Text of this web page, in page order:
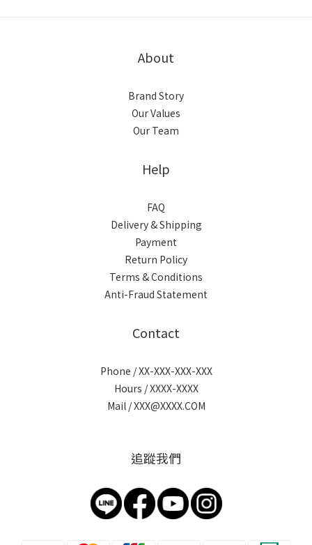
About
Brand Story
Our Values
Our Team
Help
FAQ
Delivery & Shipping
Payment
Return Policy
Terms & Conditions
Anti-Fraud Statement
Contact
Phone / XX-XXX-XXX-XXX
Hours / XXXX-XXXX
Mail / XXX@XXXX.COM
追蹤我們